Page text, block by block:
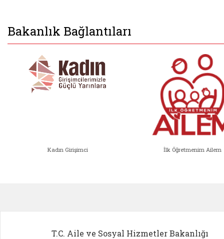
Bakanlık Bağlantıları
Kadın Girişimci İlk Öğretmenim Ailem
T.C. Aile ve Sosyal Hizmetler Bakanlığı